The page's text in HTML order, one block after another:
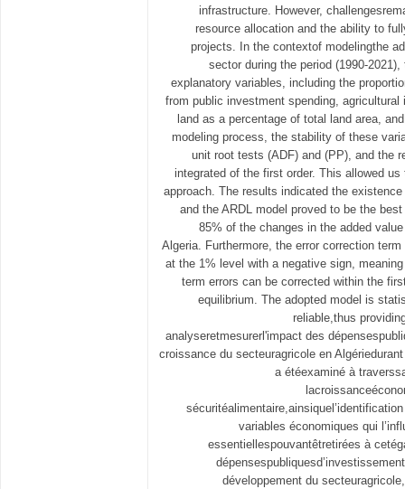
infrastructure. However,
resource allocation and the ability to
projects. In the contextof modelingthe
sector during the period (1990-
explanatory variables, including the
from public investment spending, agricultural
land as a percentage of total land area,
modeling process, the stability of these
unit root tests (ADF) and (PP), and the
integrated of the first order. This allowed
approach. The results indicated the
and the ARDL model proved to be the
85% of the changes in the added
Algeria. Furthermore, the error correction
at the 1% level with a negative sign,
term errors can be corrected within the
equilibrium. The adopted model is
reliable,thus
analyseretmesurerl'impact des
croissance du secteuragricole en
a étéexaminé à
variables économiques qui
essentiellespouvantêtretirées à
développement du